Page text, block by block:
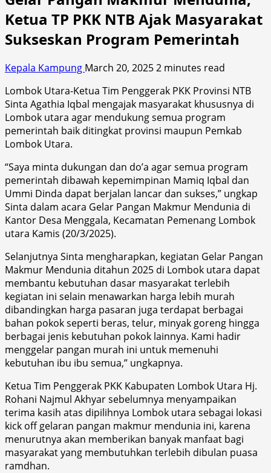
Ketua TP PKK NTB Ajak Masyarakat
Sukseskan Program Pemerintah
Kepala Kampung March 20, 20252 minutes read
Lombok Utara-Ketua Tim Penggerak PKK Provinsi NTB
Sinta Agathia Iqbal mengajak masyarakat khususnya di
Lombok utara agar mendukung semua program
pemerintah baik ditingkat provinsi maupun Pemkab
Lombok Utara.
“Saya minta dukungan dan do’a agar semua program
pemerintah dibawah kepemimpinan Mamiq Iqbal dan
Ummi Dinda dapat berjalan lancar dan sukses,” ungkap
Sinta dalam acara Gelar Pangan Makmur Mendunia di
Kantor Desa Menggala, Kecamatan Pemenang Lombok
utara Kamis (20/3/2025).
Selanjutnya Sinta mengharapkan, kegiatan Gelar Pangan
Makmur Mendunia ditahun 2025 di Lombok utara dapat
membantu kebutuhan dasar masyarakat terlebih
kegiatan ini selain menawarkan harga lebih murah
dibandingkan harga pasaran juga terdapat berbagai
bahan pokok seperti beras, telur, minyak goreng hingga
berbagai jenis kebutuhan pokok lainnya. Kami hadir
menggelar pangan murah ini untuk memenuhi
kebutuhan ibu ibu semua,” ungkapnya.
Ketua Tim Penggerak PKK Kabupaten Lombok Utara Hj.
Rohani Najmul Akhyar sebelumnya menyampaikan
terima kasih atas dipilihnya Lombok utara sebagai lokasi
kick off gelaran pangan makmur mendunia ini, karena
menurutnya akan memberikan banyak manfaat bagi
masyarakat yang membutuhkan terlebih dibulan puasa
ramdhan.